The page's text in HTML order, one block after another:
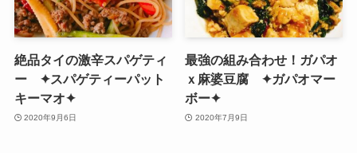
絶品タイの激辛スパゲティ
ー ✦スパゲティーパット
キーマオ✦
2020年9月6日
最強の組み合わせ！ガパオ
ｘ麻婆豆腐 ✦ガパオマー
ボー✦
2020年7月9日